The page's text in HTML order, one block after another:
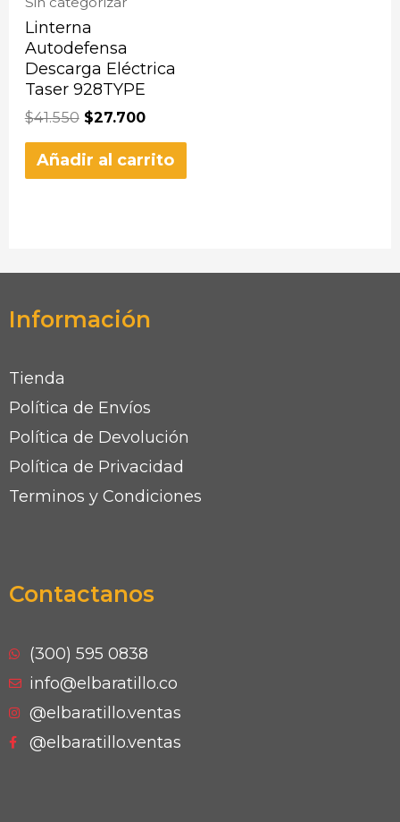
Linterna
Autodefensa
Descarga Eléctrica
Taser 928TYPE
$41.550 $27.700
Añadir al carrito
Información
Tienda
Política de Envíos
Política de Devolución
Política de Privacidad
Terminos y Condiciones
Contactanos
(300) 595 0838
info@elbaratillo.co
@elbaratillo.ventas
@elbaratillo.ventas